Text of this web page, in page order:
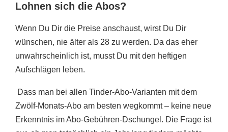
Lohnen sich die Abos?
Wenn Du Dir die Preise anschaust, wirst Du Dir
wünschen, nie älter als 28 zu werden. Da das eher
unwahrscheinlich ist, musst Du mit den heftigen
Aufschlägen leben.
Dass man bei allen Tinder-Abo-Varianten mit dem
Zwölf-Monats-Abo am besten wegkommt – keine neue
Erkenntnis im Abo-Gebühren-Dschungel. Die Frage ist